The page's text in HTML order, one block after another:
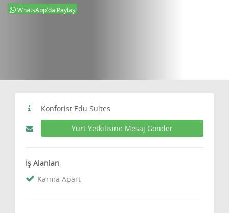
WhatsApp'da Paylaş
Konforist Edu Suites
Yurt Yetkilisine Mesaj Gönder
İş Alanları
Karma Apart